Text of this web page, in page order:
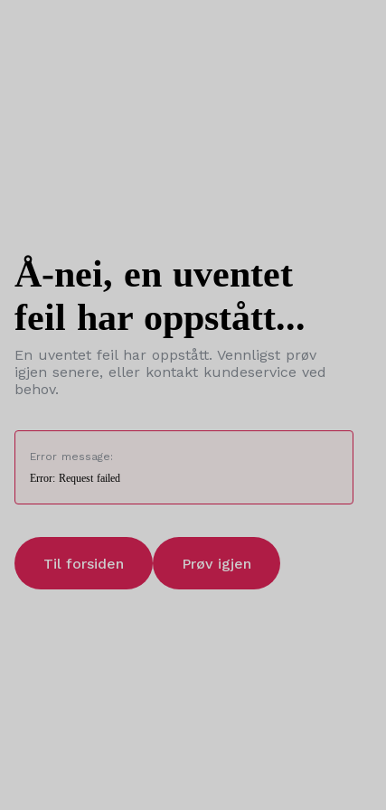
Å-nei, en uventet
feil har oppstått...
En uventet feil har oppstått. Vennligst prøv
igjen senere, eller kontakt kundeservice ved
behov.
Error message:
Error: Request failed
Til forsiden Prøv igjen